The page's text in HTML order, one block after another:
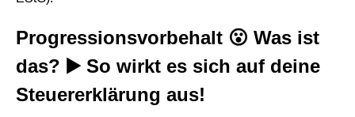
Progressionsvorbehalt 😮 Was ist
das? ▶️ So wirkt es sich auf deine
Steuererklärung aus!